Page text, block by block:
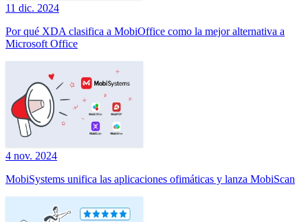
11 dic. 2024
Por qué XDA clasifica a MobiOffice como la mejor alternativa a
Microsoft Office
4 nov. 2024
MobiSystems unifica las aplicaciones ofimáticas y lanza MobiScan